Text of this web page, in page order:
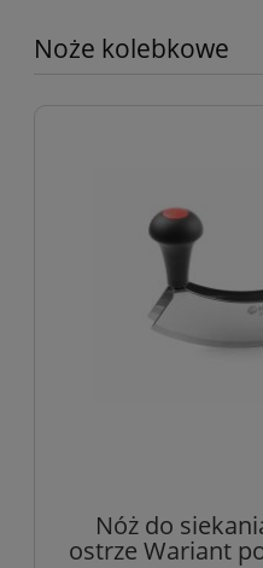
Noże kolebkowe
Nóż do
ostrze Wariant